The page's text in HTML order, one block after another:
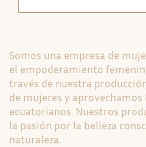
Somos una empresa de
el empoderamiento
través de nuestra
de mujeres y
ecuatorianos. Nuestros
la pasión por la belleza
naturaleza.